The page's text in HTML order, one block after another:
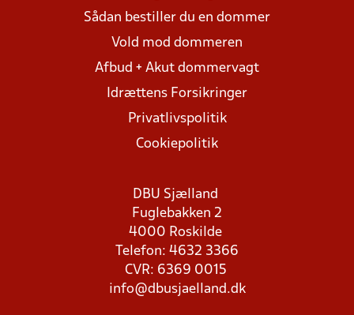
Sådan bestiller du en dommer
Vold mod dommeren
Afbud + Akut dommervagt
Idrættens Forsikringer
Privatlivspolitik
Cookiepolitik
DBU Sjælland
Fuglebakken 2
4000 Roskilde
Telefon: 4632 3366
CVR: 6369 0015
info@dbusjaelland.dk